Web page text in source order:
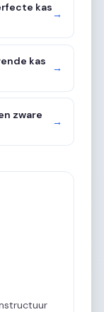
kas
→
kas
→
zware
→